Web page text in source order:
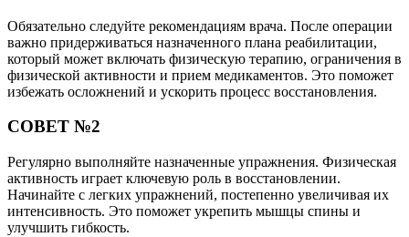
Обязательно следуйте рекомендациям врача. После операции
важно придерживаться назначенного плана реабилитации,
который может включать физическую терапию, ограничения в
физической активности и прием медикаментов. Это поможет
избежать осложнений и ускорить процесс восстановления.
СОВЕТ №2
Регулярно выполняйте назначенные упражнения. Физическая
активность играет ключевую роль в восстановлении.
Начинайте с легких упражнений, постепенно увеличивая их
интенсивность. Это поможет укрепить мышцы спины и
улучшить гибкость.